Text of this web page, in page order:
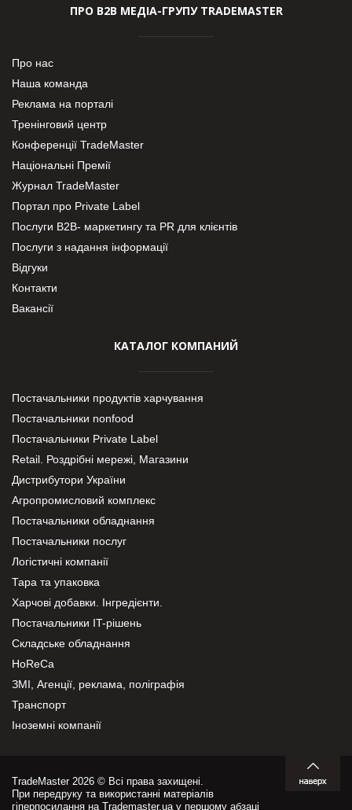
ПРО В2В МЕДІА-ГРУПУ TRADEMASTER
Про нас
Наша команда
Реклама на порталі
Тренінговий центр
Конференції TradeMaster
Національні Премії
Журнал TradeMaster
Портал про Private Label
Послуги В2В- маркетингу та PR для клієнтів
Послуги з надання інформації
Відгуки
Контакти
Вакансії
КАТАЛОГ КОМПАНИЙ
Постачальники продуктів харчування
Постачальники nonfood
Постачальники Private Label
Retail. Роздрібні мережі, Магазини
Дистрибутори України
Агропромисловий комплекс
Постачальники обладнання
Постачальники послуг
Логістичні компанії
Тара та упаковка
Харчові добавки. Інгредієнти.
Постачальники IT-рішень
Складське обладнання
HoReCa
ЗМІ, Агенції, реклама, поліграфія
Транспорт
Іноземні компанії
TradeMaster 2026 © Всі права захищені.
При передруку та використанні матеріалів
гіперпосилання на Trademaster.ua у першому абзаці